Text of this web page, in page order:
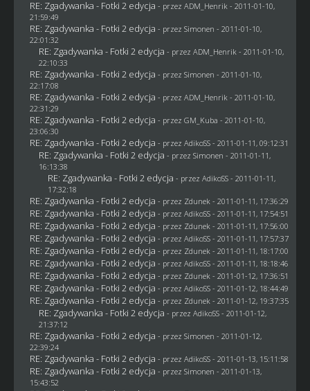
RE: Zgadywanka - Fotki 2 edycja - przez ADM_Henrik - 2011-01-10,
21:59:49
RE: Zgadywanka - Fotki 2 edycja - przez Simonen - 2011-01-10,
22:01:32
RE: Zgadywanka - Fotki 2 edycja - przez ADM_Henrik - 2011-01-10,
22:10:33
RE: Zgadywanka - Fotki 2 edycja - przez Simonen - 2011-01-10,
22:17:08
RE: Zgadywanka - Fotki 2 edycja - przez ADM_Henrik - 2011-01-10,
22:31:29
RE: Zgadywanka - Fotki 2 edycja - przez GM_Kuba - 2011-01-10,
23:06:30
RE: Zgadywanka - Fotki 2 edycja - przez AdikoSS - 2011-01-11, 09:12:31
RE: Zgadywanka - Fotki 2 edycja - przez Simonen - 2011-01-11,
16:13:38
RE: Zgadywanka - Fotki 2 edycja - przez AdikoSS - 2011-01-11,
17:32:18
RE: Zgadywanka - Fotki 2 edycja - przez Zdunek - 2011-01-11, 17:36:29
RE: Zgadywanka - Fotki 2 edycja - przez AdikoSS - 2011-01-11, 17:54:51
RE: Zgadywanka - Fotki 2 edycja - przez Zdunek - 2011-01-11, 17:56:00
RE: Zgadywanka - Fotki 2 edycja - przez AdikoSS - 2011-01-11, 17:57:37
RE: Zgadywanka - Fotki 2 edycja - przez Zdunek - 2011-01-11, 18:17:00
RE: Zgadywanka - Fotki 2 edycja - przez AdikoSS - 2011-01-11, 18:18:46
RE: Zgadywanka - Fotki 2 edycja - przez Zdunek - 2011-01-12, 17:36:51
RE: Zgadywanka - Fotki 2 edycja - przez AdikoSS - 2011-01-12, 18:44:49
RE: Zgadywanka - Fotki 2 edycja - przez Zdunek - 2011-01-12, 19:37:35
RE: Zgadywanka - Fotki 2 edycja - przez AdikoSS - 2011-01-12,
21:37:12
RE: Zgadywanka - Fotki 2 edycja - przez Simonen - 2011-01-12,
22:39:24
RE: Zgadywanka - Fotki 2 edycja - przez AdikoSS - 2011-01-13, 15:11:58
RE: Zgadywanka - Fotki 2 edycja - przez Simonen - 2011-01-13,
15:43:52